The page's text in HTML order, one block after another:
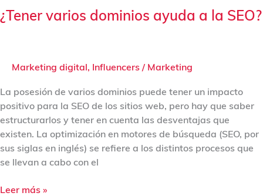
¿Tener varios dominios ayuda a la SEO?
Marketing digital, Influencers / Marketing
La posesión de varios dominios puede tener un impacto
positivo para la SEO de los sitios web, pero hay que saber
estructurarlos y tener en cuenta las desventajas que
existen. La optimización en motores de búsqueda (SEO, por
sus siglas en inglés) se refiere a los distintos procesos que
se llevan a cabo con el
Leer más »